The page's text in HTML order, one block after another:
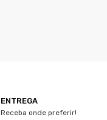
ENTREGA
Receba onde preferir!